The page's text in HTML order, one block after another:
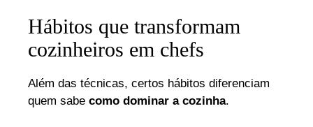
Hábitos que transformam
cozinheiros em chefs
Além das técnicas, certos hábitos diferenciam
quem sabe como dominar a cozinha.